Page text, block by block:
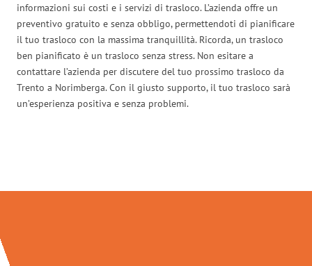
informazioni sui costi e i servizi di trasloco. L’azienda offre un
preventivo gratuito e senza obbligo, permettendoti di pianificare
il tuo trasloco con la massima tranquillità. Ricorda, un trasloco
ben pianificato è un trasloco senza stress. Non esitare a
contattare l’azienda per discutere del tuo prossimo trasloco da
Trento a Norimberga. Con il giusto supporto, il tuo trasloco sarà
un’esperienza positiva e senza problemi.